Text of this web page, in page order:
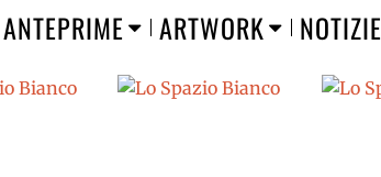
ANTEPRIME ARTWORK NOTIZIE